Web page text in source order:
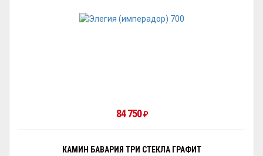
84 750₽
КАМИН БАВАРИЯ ТРИ СТЕКЛА ГРАФИТ